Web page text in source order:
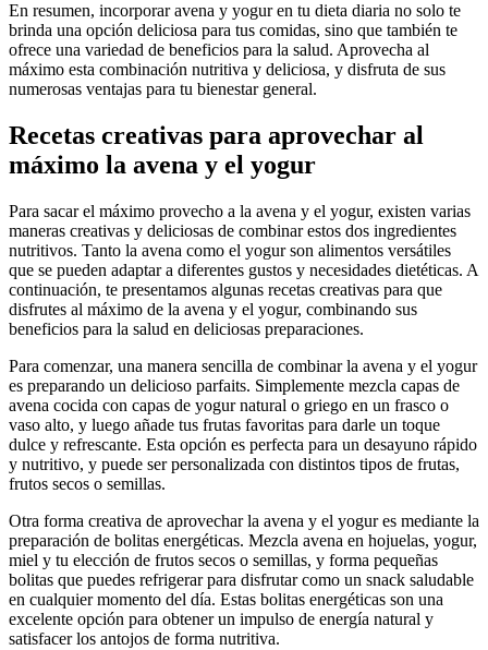
En resumen, incorporar avena y yogur en tu dieta diaria no solo te
brinda una opción deliciosa para tus comidas, sino que también te
ofrece una variedad de beneficios para la salud. Aprovecha al
máximo esta combinación nutritiva y deliciosa, y disfruta de sus
numerosas ventajas para tu bienestar general.
Recetas creativas para aprovechar al
máximo la avena y el yogur
Para sacar el máximo provecho a la avena y el yogur, existen varias
maneras creativas y deliciosas de combinar estos dos ingredientes
nutritivos. Tanto la avena como el yogur son alimentos versátiles
que se pueden adaptar a diferentes gustos y necesidades dietéticas. A
continuación, te presentamos algunas recetas creativas para que
disfrutes al máximo de la avena y el yogur, combinando sus
beneficios para la salud en deliciosas preparaciones.
Para comenzar, una manera sencilla de combinar la avena y el yogur
es preparando un delicioso parfaits. Simplemente mezcla capas de
avena cocida con capas de yogur natural o griego en un frasco o
vaso alto, y luego añade tus frutas favoritas para darle un toque
dulce y refrescante. Esta opción es perfecta para un desayuno rápido
y nutritivo, y puede ser personalizada con distintos tipos de frutas,
frutos secos o semillas.
Otra forma creativa de aprovechar la avena y el yogur es mediante la
preparación de bolitas energéticas. Mezcla avena en hojuelas, yogur,
miel y tu elección de frutos secos o semillas, y forma pequeñas
bolitas que puedes refrigerar para disfrutar como un snack saludable
en cualquier momento del día. Estas bolitas energéticas son una
excelente opción para obtener un impulso de energía natural y
satisfacer los antojos de forma nutritiva.